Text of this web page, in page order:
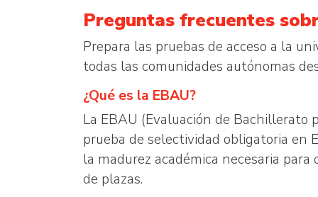
Preguntas frecuentes
Prepara las pruebas de acceso a la
todas las comunidades autónomas
¿Qué es la EBAU?
La EBAU (Evaluación de Bachillerato
prueba de selectividad obligatoria en
la madurez académica necesaria
de plazas.